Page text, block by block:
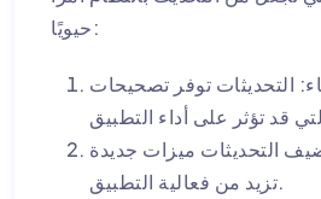
حيويًا:
التحديثات توفر تصحيحات
التحديثات ميزات جديدة
تزيد من فعالية التطبيق.